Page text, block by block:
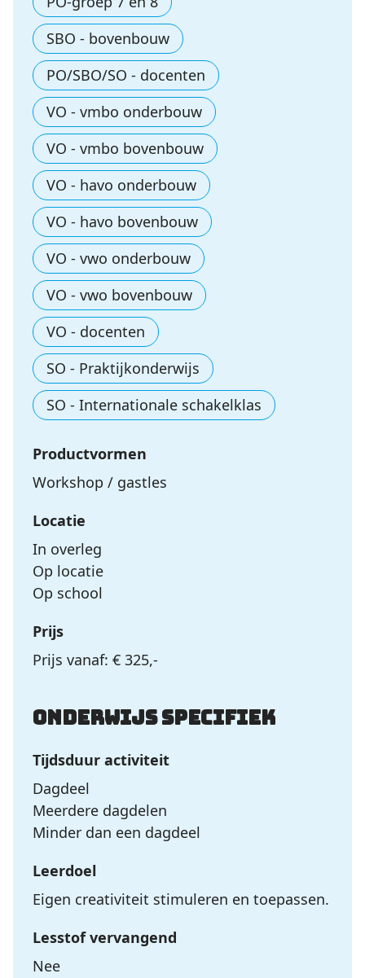
SBO - bovenbouw
PO/SBO/SO - docenten
VO - vmbo onderbouw
VO - vmbo bovenbouw
VO - havo onderbouw
VO - havo bovenbouw
VO - vwo onderbouw
VO - vwo bovenbouw
VO - docenten
SO - Praktijkonderwijs
SO - Internationale schakelklas
Productvormen
Workshop / gastles
Locatie
In overleg
Op locatie
Op school
Prijs
Prijs vanaf: € 325,-
Onderwijs specifiek
Tijdsduur activiteit
Dagdeel
Meerdere dagdelen
Minder dan een dagdeel
Leerdoel
Eigen creativiteit stimuleren en toepassen.
Lesstof vervangend
Nee